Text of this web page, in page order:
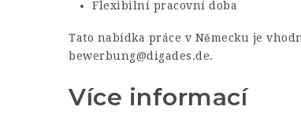
Flexibilní pracovní doba
Tato nabídka práce v Německu je
bewerbung@digades.de.
Více informací